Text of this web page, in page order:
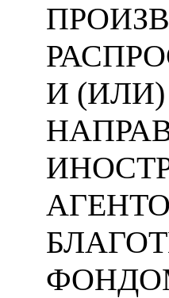
И (ИЛИ)